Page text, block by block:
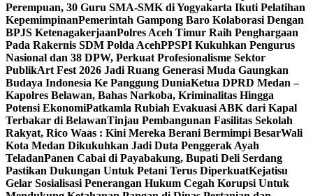
Perempuan, 30 Guru SMA-SMK di Yogyakarta Ikuti Pelatihan
KepemimpinanPemerintah Gampong Baro Kolaborasi Dengan
BPJS KetenagakerjaanPolres Aceh Timur Raih Penghargaan
Pada Rakernis SDM Polda AcehPPSPI Kukuhkan Pengurus
Nasional dan 38 DPW, Perkuat Profesionalisme Sektor
PublikArt Fest 2026 Jadi Ruang Generasi Muda Gaungkan
Budaya Indonesia Ke Panggung DuniaKetua DPRD Medan –
Kapolres Belawan, Bahas Narkoba, Kriminalitas Hingga
Potensi EkonomiPatkamla Rubiah Evakuasi ABK dari Kapal
Terbakar di BelawanTinjau Pembangunan Fasilitas Sekolah
Rakyat, Rico Waas : Kini Mereka Berani Bermimpi BesarWali
Kota Medan Dikukuhkan Jadi Duta Penggerak Ayah
TeladanPanen Cabai di Payabakung, Bupati Deli Serdang
Pastikan Dukungan Untuk Petani Terus DiperkuatKejatisu
Gelar Sosialisasi Penerangan Hukum Cegah Korupsi Untuk